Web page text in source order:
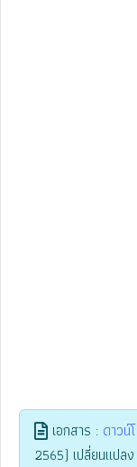
เอกสาร : ดาวน์
2565) เปลี่ยนแปล